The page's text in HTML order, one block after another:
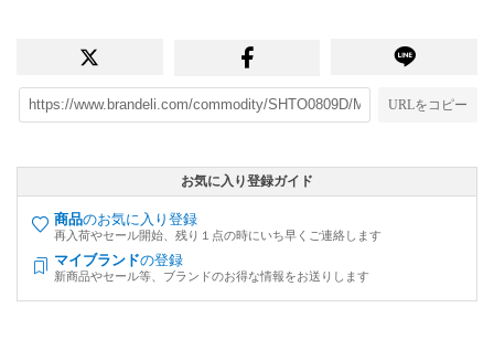
URLをコピー
お気に入り登録ガイド
商品のお気に入り登録
再入荷やセール開始、残り１点の時にいち早くご連絡します
マイブランドの登録
新商品やセール等、ブランドのお得な情報をお送りします